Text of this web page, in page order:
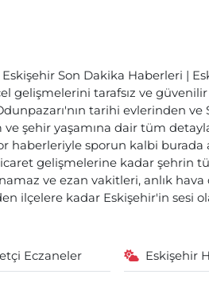
Son Dakika Haberleri |
gelişmelerini tarafsız ve güvenilir
Odunpazarı'nın tarihi evlerinden
şehir yaşamına dair tüm
haberleriyle sporun kalbi
gelişmelerine kadar şehrin
ve ezan vakitleri, anlık
ilçelere kadar Eskişehir'in sesi
Eczaneler Eskişehir